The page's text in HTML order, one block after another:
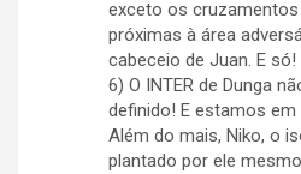
exceto os
próximas à área
cabeceio de Juan. E só!
6) O INTER de Dunga
definido! E estamos em
Além do mais, Niko, o
plantado por ele